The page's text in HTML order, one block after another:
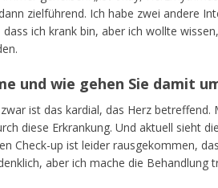
zielführend. Ich habe zwei andere
ich krank bin, aber ich wollte
und wie gehen Sie damit
ist das kardial, das Herz
diese Erkrankung. Und aktuell sieht
Check-up ist leider rausgekommen,
aber ich mache die Behandlung